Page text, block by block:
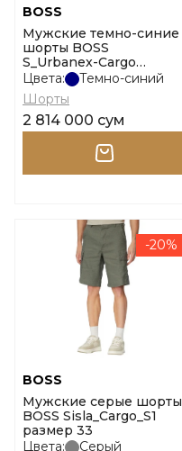
BOSS
Мужские темно-синие
шорты BOSS
S_Urbanex-Cargo
размер 48
Цвета:
Темно-синий
Шорты
2 814 000 сум
-20%
BOSS
Мужские серые шорты
BOSS Sisla_Cargo_S1
размер 33
Цвета:
Серый